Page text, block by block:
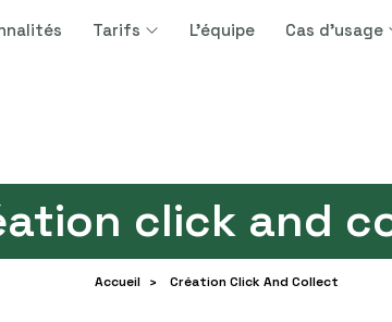
Tarifs L'équipe Cas d'usage
click and
Accueil > Création Click And Collect